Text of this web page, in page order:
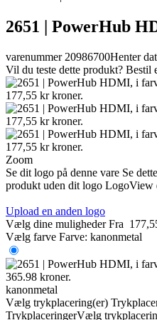
2651 | PowerHub
varenummer 20986700Henter
Vil du teste dette produkt? Bestil
Zoom
Se dit logo på denne vare Se
produkt uden dit logo LogoView
Upload en anden logo
Vælg dine muligheder Fra
Vælg farve Farve: kanonmetal
kanonmetal
Vælg trykplacering(er)
TrykplaceringerVælg